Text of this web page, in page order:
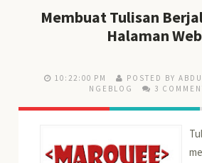
Membuat Tulisan
Halaman Web
10:22:00 PM
POSTED BY
NGEBLOG
3